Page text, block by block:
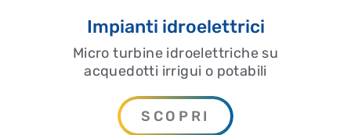
Impianti idroelettrici
Micro turbine idroelettriche su
acquedotti irrigui o potabili
SCOPRI